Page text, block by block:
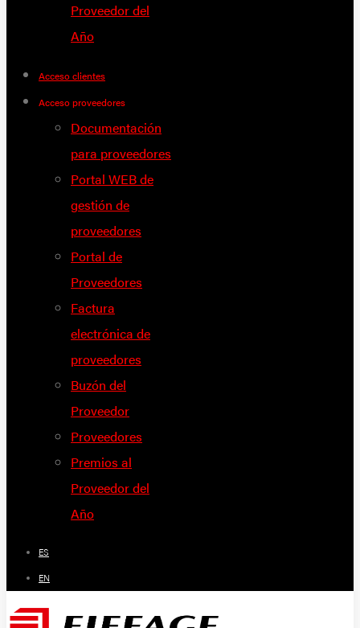
Proveedor del
Año
Acceso clientes
Acceso proveedores
Documentación
para proveedores
Portal WEB de
gestión de
proveedores
Portal de
Proveedores
Factura
electrónica de
proveedores
Buzón del
Proveedor
Proveedores
Premios al
Proveedor del
Año
ES
EN